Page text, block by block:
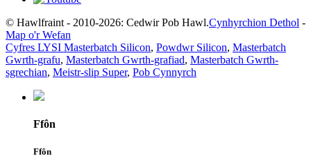
© Hawlfraint - 2010-2026: Cedwir Pob Hawl.Cynhyrchion Dethol -
Map o'r Wefan
Cyfres LYSI Masterbatch Silicon, Powdwr Silicon, Masterbatch
Gwrth-grafu, Masterbatch Gwrth-grafiad, Masterbatch Gwrth-
sgrechian, Meistr-slip Super, Pob Cynnyrch
Ffôn
Ffôn